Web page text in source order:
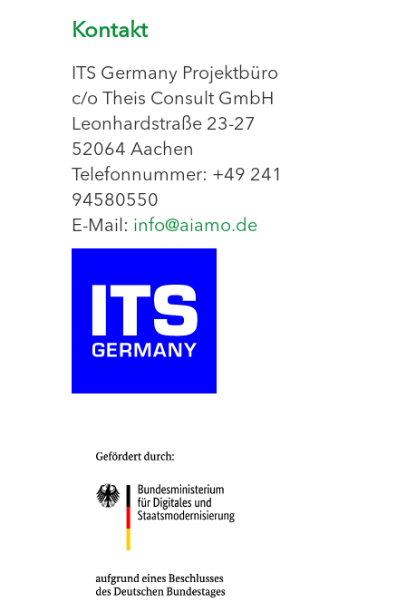
Kontakt
ITS Germany Projektbüro
c/o Theis Consult GmbH
Leonhardstraße 23-27
52064 Aachen
Telefonnummer: +49 241
94580550
E-Mail: info@aiamo.de